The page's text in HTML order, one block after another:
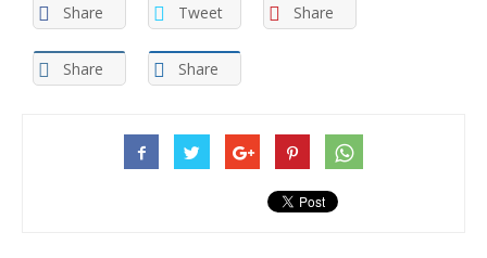
Share Tweet Share
Share Share